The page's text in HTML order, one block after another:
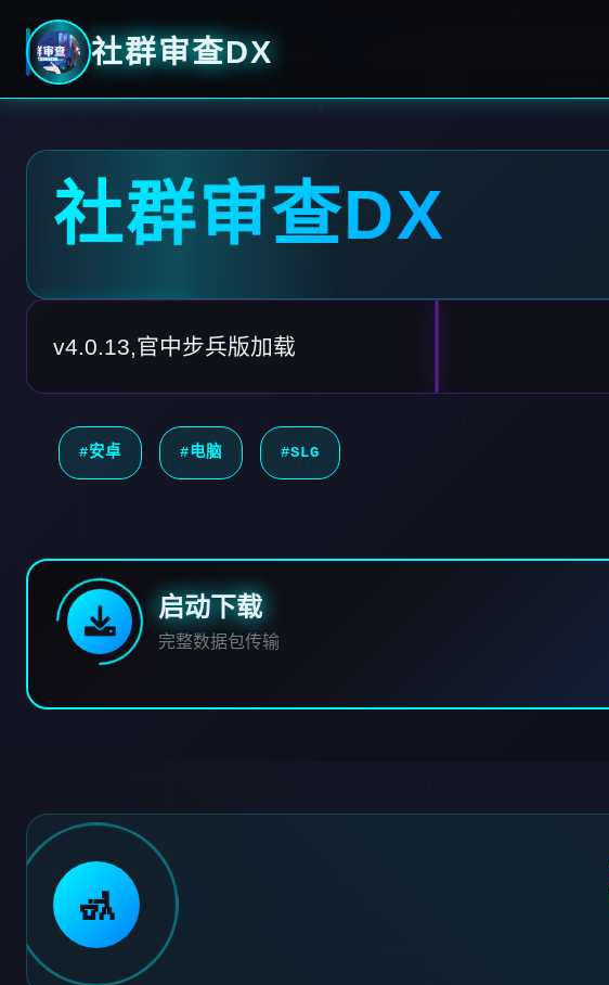
社群审查DX
社群审查DX
v4.0.13,官中步兵版加载
#安卓 #电脑 #SLG
启动下载
完整数据包传输
🚮